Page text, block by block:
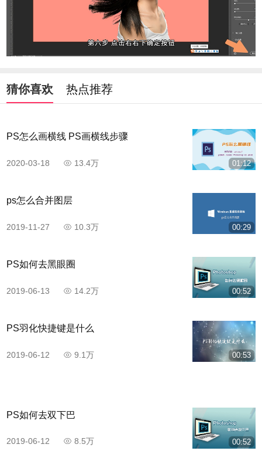
猜你喜欢 热点推荐
01:12
PS怎么画横线 PS画横线步骤
2020-03-18 13.4万
00:29
ps怎么合并图层
2019-11-27 10.3万
00:52
PS如何去黑眼圈
2019-06-13 14.2万
00:53
PS羽化快捷键是什么
2019-06-12 9.1万
00:52
PS如何去双下巴
2019-06-12 8.5万